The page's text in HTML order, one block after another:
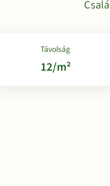
Távolság
12/m²